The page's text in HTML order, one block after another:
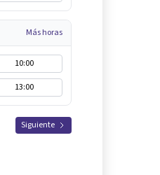
Más horas
10:00
13:00
Siguiente